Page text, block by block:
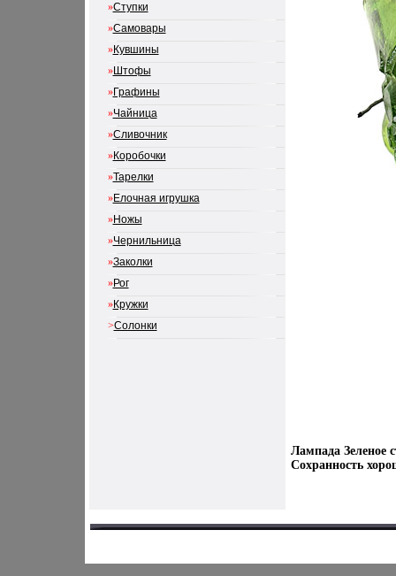
»Ступки
»Самовары
»Кувшины
»Штофы
»Графины
»Чайница
»Сливочник
»Коробочки
»Тарелки
»Елочная игрушка
»Ножы
»Чернильница
»Заколки
»Рог
»Кружки
>Солонки
Лампада Зеленое
Сохранность